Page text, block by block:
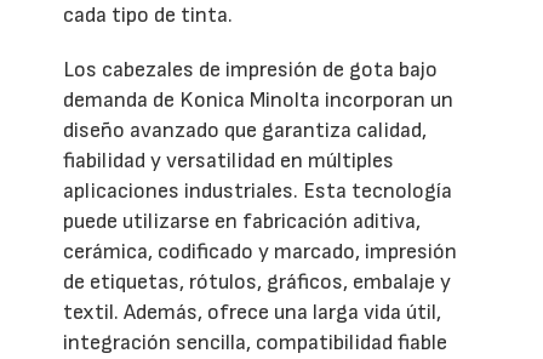
cada tipo de tinta.
Los cabezales de impresión de gota bajo
demanda de Konica Minolta incorporan un
diseño avanzado que garantiza calidad,
fiabilidad y versatilidad en múltiples
aplicaciones industriales. Esta tecnología
puede utilizarse en fabricación aditiva,
cerámica, codificado y marcado, impresión
de etiquetas, rótulos, gráficos, embalaje y
textil. Además, ofrece una larga vida útil,
integración sencilla, compatibilidad fiable